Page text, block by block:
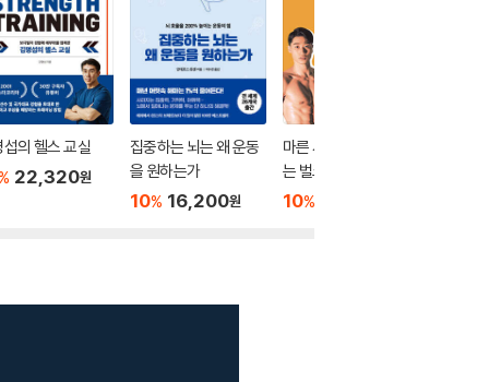
의 헬스 교실
22,320원
집중하는 뇌는 왜 운동
을 원하는가
10% 16,200원
마른 사람들의 실패 없
는 벌크업 프로젝트 by
메루치양식장
10%